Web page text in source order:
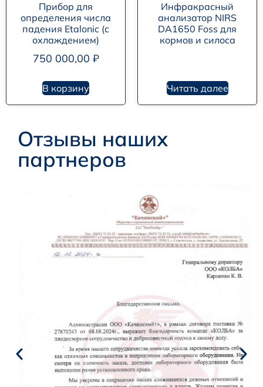
Прибор для
определения числа
падения Etalonic (с
охлаждением)
750 000,00 ₽
В корзину
Инфракрасный
анализатор NIRS
DA1650 Foss для
кормов и силоса
Читать далее
Отзывы наших
партнеров